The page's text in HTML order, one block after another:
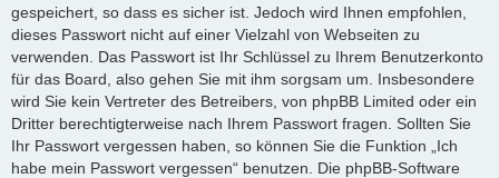
gespeichert, so dass es sicher ist. Jedoch wird Ihnen empfohlen,
dieses Passwort nicht auf einer Vielzahl von Webseiten zu
verwenden. Das Passwort ist Ihr Schlüssel zu Ihrem Benutzerkonto
für das Board, also gehen Sie mit ihm sorgsam um. Insbesondere
wird Sie kein Vertreter des Betreibers, von phpBB Limited oder ein
Dritter berechtigterweise nach Ihrem Passwort fragen. Sollten Sie
Ihr Passwort vergessen haben, so können Sie die Funktion „Ich
habe mein Passwort vergessen“ benutzen. Die phpBB-Software